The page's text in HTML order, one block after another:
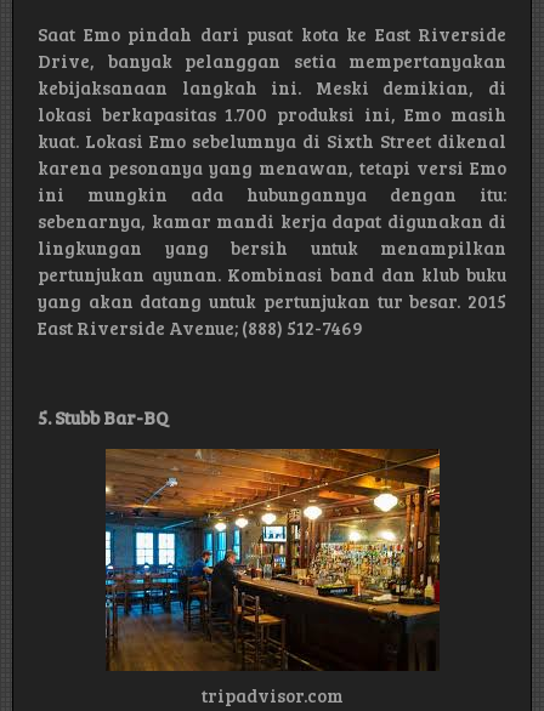
Saat Emo pindah dari pusat kota ke East Riverside
Drive, banyak pelanggan setia mempertanyakan
kebijaksanaan langkah ini. Meski demikian, di
lokasi berkapasitas 1.700 produksi ini, Emo masih
kuat. Lokasi Emo sebelumnya di Sixth Street dikenal
karena pesonanya yang menawan, tetapi versi Emo
ini mungkin ada hubungannya dengan itu:
sebenarnya, kamar mandi kerja dapat digunakan di
lingkungan yang bersih untuk menampilkan
pertunjukan ayunan. Kombinasi band dan klub buku
yang akan datang untuk pertunjukan tur besar. 2015
East Riverside Avenue; (888) 512-7469
5. Stubb Bar-BQ
tripadvisor.com